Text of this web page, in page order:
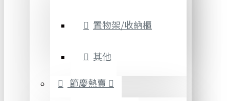
置物架/收納櫃
其他
節慶熱賣